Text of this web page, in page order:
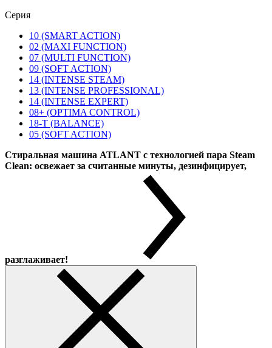
Серия
10 (SMART ACTION)
02 (MAXI FUNCTION)
07 (MULTI FUNCTION)
09 (SOFT ACTION)
14 (INTENSE STEAM)
13 (INTENSE PROFESSIONAL)
14 (INTENSE EXPERT)
08+ (OPTIMA CONTROL)
18-T (BALANCE)
05 (SOFT ACTION)
Стиральная машина ATLANT с технологией пара Steam
Clean: освежает за считанные минуты, дезинфицирует,
разглаживает!